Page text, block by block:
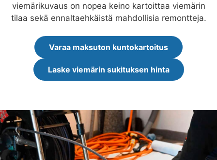
viemärikuvaus on nopea keino kartoittaa viemärin
tilaa sekä ennaltaehkäistä mahdollisia remontteja.
Varaa maksuton kuntokartoitus
Laske viemärin sukituksen hinta